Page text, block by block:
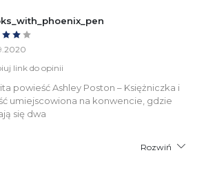
link do opinii
powieść Ashley Poston – Księżniczka i
umiejscowiona na konwencie, gdzie
się dwa
Rozwiń